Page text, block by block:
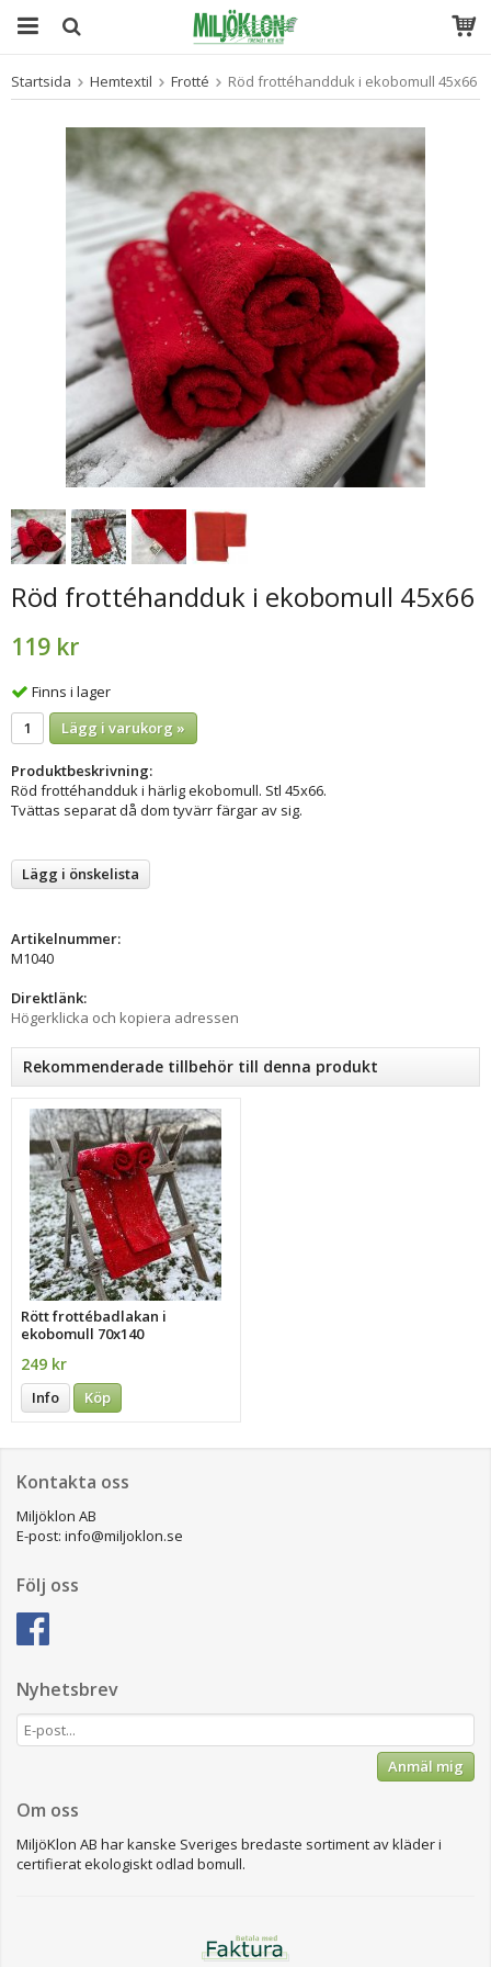
Produkten har blivit tillagd i varukorgen
Startsida Hemtextil Frotté Röd frottéhandduk i ekobomull 45x66
Röd frottéhandduk i ekobomull 45x66
119 kr
Finns i lager
Lägg i varukorg »
Produktbeskrivning:
Röd frottéhandduk i härlig ekobomull. Stl 45x66.
Tvättas separat då dom tyvärr färgar av sig.
Lägg i önskelista
Artikelnummer:
M1040
Direktlänk:
Högerklicka och kopiera adressen
Rekommenderade tillbehör till denna produkt
Rött frottébadlakan i
ekobomull 70x140
249 kr
Info Köp
Kontakta oss
Miljöklon AB
E-post: info@miljoklon.se
Följ oss
Nyhetsbrev
Anmäl mig
Om oss
MiljöKlon AB har kanske Sveriges bredaste sortiment av kläder i
certifierat ekologiskt odlad bomull.